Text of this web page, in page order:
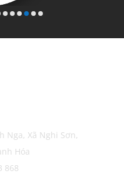
Nga, Xã Nghi Sơn,
Hóa
868